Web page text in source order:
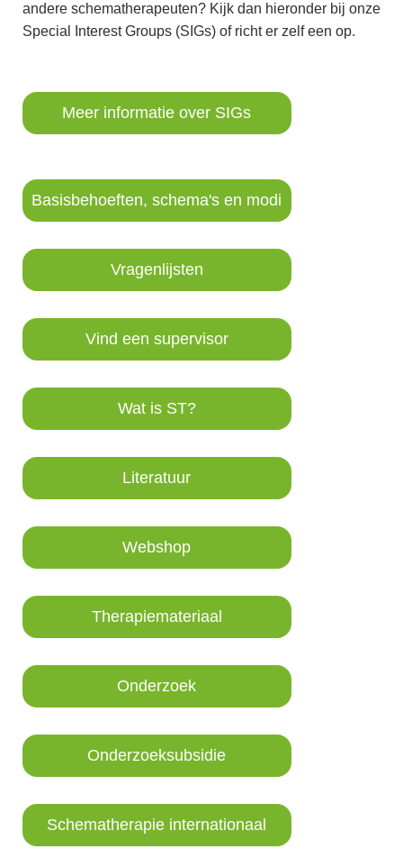
andere schematherapeuten? Kijk dan hieronder bij onze
Special Interest Groups (SIGs) of richt er zelf een op.
Meer informatie over SIGs
Basisbehoeften, schema's en modi
Vragenlijsten
Vind een supervisor
Wat is ST?
Literatuur
Webshop
Therapiemateriaal
Onderzoek
Onderzoeksubsidie
Schematherapie internationaal